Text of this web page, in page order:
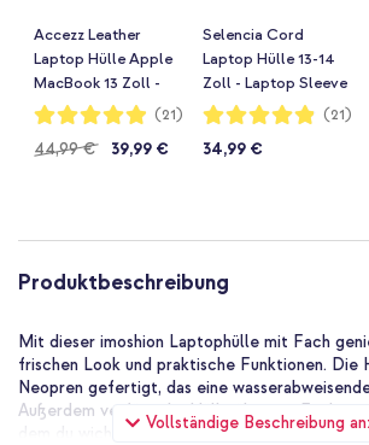
Accezz Leather
Laptop Hülle Apple
MacBook 13 Zoll -
Laptop Sleeve -
Bewertung:
98%
(21)
44,99 € 39,99 €
Selencia Cord
Laptop Hülle 13-14
Zoll - Laptop Sleeve
- Pistache Cream
Bewertung:
97%
(21)
34,99 €
Produktbeschreibung
Vollständige Beschreibung
Mit dieser imoshion Laptophülle mit Fach
frischen Look und praktische Funktionen. Die
Neopren gefertigt, das eine
Außerdem verfügt die Hülle über ein Fach mit
dem du wichtige Gegenstände wie deine